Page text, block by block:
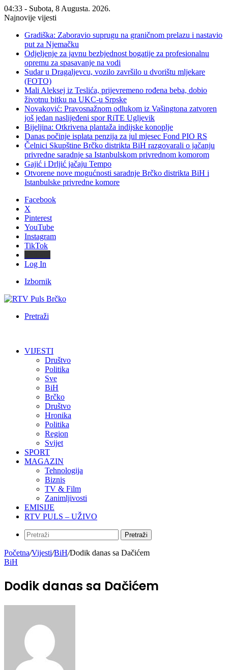
04:33 - Subota, 8 Augusta. 2026.
Najnovije vijesti
Gradiška: Zaboravio suprugu na graničnom prelazu i nastavio
put za Njemačku
Odjeljenje za javnu bezbjednost bogatije za profesionalnu
opremu za spasavanje na vodi
Sudar u Dragaljevcu, vozilo završilo u dvorištu mljekare
(FOTO)
Mali Aleksej iz Teslića, prijevremeno rođena beba, dobio
životnu bitku na UKC-u Srpske
Novaković: Pravosnažnom odlukom iz Vašingtona zatvoren
još jedan naslijeđeni spor RiTE Ugljevik
Bijeljina: Otkrivena plantaža indijske konoplje
Danas počinje isplata penzija za jul mjesec Fond PIO RS
Čelnici Skupštine Brčko distrikta BiH razgovarali o jačanju
privredne saradnje sa Istanbulskom privrednom komorom
Gajić i Drljić jačaju Tempo
Otvorene nove mogućnosti saradnje Brčko distrikta BiH i
Istanbulske privredne komore
Facebook
X
Pinterest
YouTube
Instagram
TikTok
Log In
Izbornik
Pretraži
VIJESTI
Društvo
Politika
Sve
BiH
Brčko
Društvo
Hronika
Politika
Region
Svijet
SPORT
MAGAZIN
Tehnologija
Biznis
TV & Film
Zanimljivosti
EMISIJE
RTV PULS – UŽIVO
Pretraži
Početna/Vijesti/BiH/Dodik danas sa Dačićem
BiH
Dodik danas sa Dačićem